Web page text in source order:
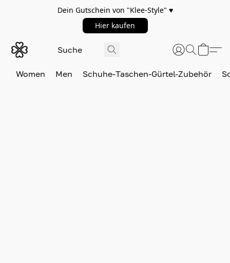
Dein Gutschein von "Klee-Style" ♥️
Hier kaufen
Women Men Schuhe-Taschen-Gürtel-Zubehör